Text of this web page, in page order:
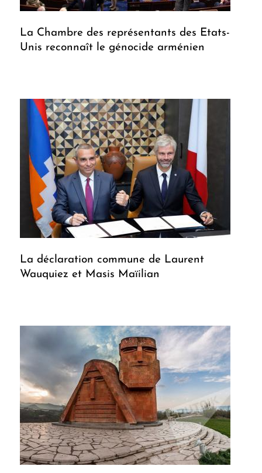
La Chambre des représentants des Etats-
Unis reconnaît le génocide arménien
La déclaration commune de Laurent
Wauquiez et Masis Maïilian